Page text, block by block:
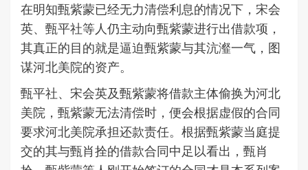
在明知甄紫蒙已经无力清偿利息的情况下，宋会
英、甄平社等人仍主动向甄紫蒙进行出借款项，
其真正的目的就是逼迫甄紫蒙与其沆瀣一气，图
谋河北美院的资产。
甄平社、宋会英及甄紫蒙将借款主体偷换为河北
美院，甄紫蒙无法清偿时，便会根据虚假的合同
要求河北美院承担还款责任。根据甄紫蒙当庭提
交的其与甄肖拴的借款合同中足以看出，甄肖